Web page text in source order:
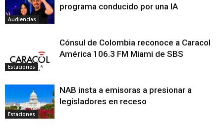
Audiencias
programa conducido por una IA
Estaciones
Cónsul de Colombia reconoce a Caracol
América 106.3 FM Miami de SBS
Estaciones
NAB insta a emisoras a presionar a
legisladores en receso